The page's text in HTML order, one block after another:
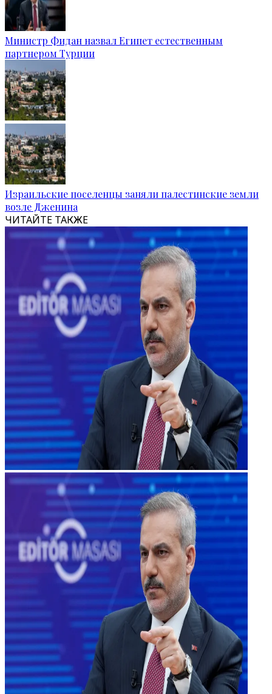
Министр Фидан назвал Египет естественным
партнером Турции
Израильские поселенцы заняли палестинские земли
возле Дженина
ЧИТАЙТЕ ТАКЖЕ